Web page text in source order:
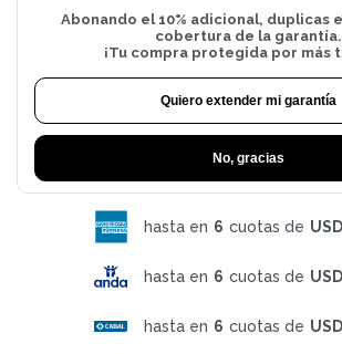
Abonando el 10% adicional, duplicas
cobertura de la garantía.
¡Tu compra protegida por más
Quiero extender mi garantía
No, gracias
hasta en 6 cuotas de
hasta en 6 cuotas de
hasta en 6 cuotas de